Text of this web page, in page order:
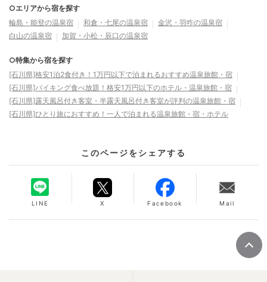
○エリアから宿を探す
輪島・能登の温泉宿
和倉・七尾の温泉宿
金沢・羽咋の温泉宿
白山の温泉宿
加賀・小松・辰口の温泉宿
○特集から宿を探す
[石川県]格安1泊2食付き！1万円以下で泊まれるおすすめ温泉旅館・宿
[石川県]バイキング食べ放題！格安1万円以下のホテル・温泉旅館・宿
[石川県]露天風呂付き客室・半露天風呂付き客室が評判の温泉旅館・宿
[石川県]ひとり旅におすすめ！一人で泊まれる温泉旅館・宿・ホテル
このページをシェアする
LINE X Facebook Mail